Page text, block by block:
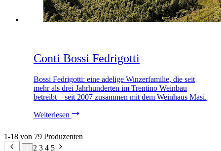
Conti Bossi Fedrigotti
Bossi Fedrigotti: eine adelige Winzerfamilie, die seit
mehr als drei Jahrhunderten im Trentino Weinbau
betreibt – seit 2007 zusammen mit dem Weinhaus Masi.
Weiterlesen
1-18 von 79 Produzenten
2 3 4 5